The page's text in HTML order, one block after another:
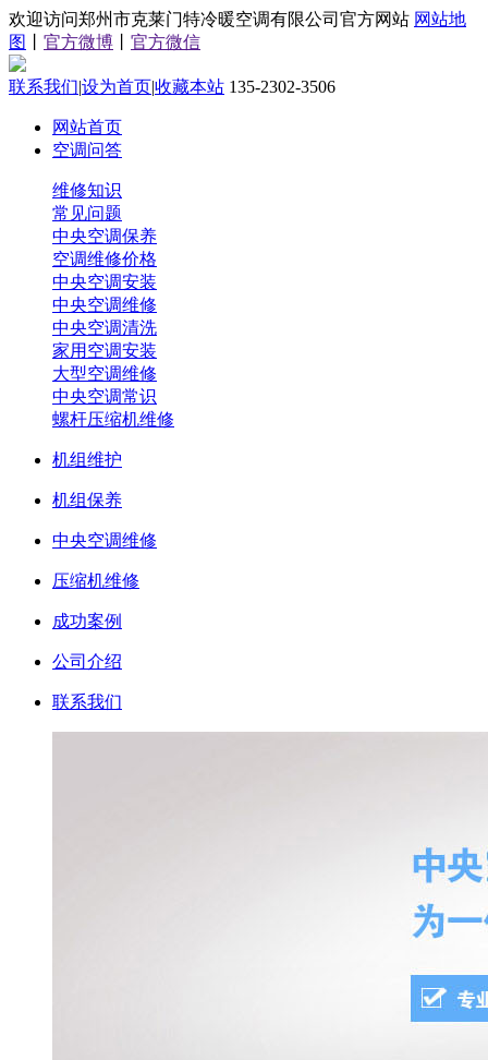
欢迎访问郑州市克莱门特冷暖空调有限公司官方网站 网站地
图
官方微博 官方微信
联系我们|设为首页|收藏本站 135-2302-3506
网站首页
空调问答
维修知识
常见问题
中央空调保养
空调维修价格
中央空调安装
中央空调维修
中央空调清洗
家用空调安装
大型空调维修
中央空调常识
螺杆压缩机维修
机组维护
机组保养
中央空调维修
压缩机维修
成功案例
公司介绍
联系我们